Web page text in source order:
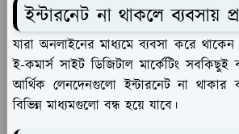
ইন্টারনেট না থাকলে ব্যবসায়
যারা অনলাইনের মাধ্যমে ব্যবসা করে
ই-কমার্স সাইট ডিজিটাল মার্কেটিং
আর্থিক লেনদেনগুলো ইন্টারনেট না থাকার
বিভিন্ন মাধ্যমগুলো বন্ধ হয়ে যাবে।